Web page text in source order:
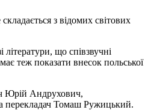
з відомих світових
що співзвучні
теж показати внесок польської
Юрій Андрухович,
перекладач Томаш Ружицький.